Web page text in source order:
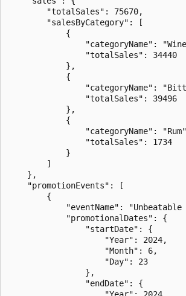
        "totalSales": 75670,
        "salesByCategory": [
            {
"categoryName":
                "totalSales": 34440
            },
            {
"categoryName":
                "totalSales": 39496
            },
            {
"categoryName":
                "totalSales": 1734
            }
        ]
    },
    "promotionEvents": [
        {
"eventName": "Unbeatable
            "promotionalDates": {
                "startDate": {
                    "Year": 2024,
                    "Month": 6,
                    "Day": 23
                },
                "endDate": {
                    "Year": 2024,